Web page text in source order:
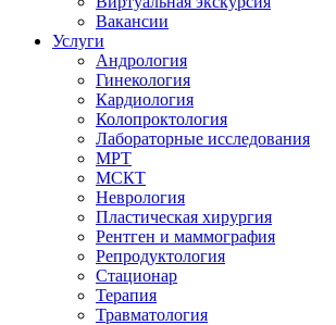
Вакансии
Услуги
Андрология
Гинекология
Кардиология
Колопроктология
Лабораторные исследования
МРТ
МСКТ
Неврология
Пластическая хирургия
Рентген и маммография
Репродуктология
Стационар
Терапия
Травматология